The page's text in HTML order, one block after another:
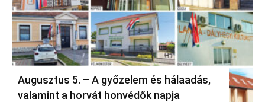
Augusztus 5. – A győzelem és hálaadás,
valamint a horvát honvédők napja